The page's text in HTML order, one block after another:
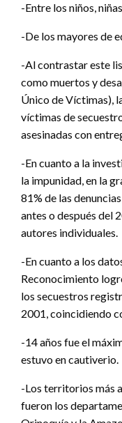
-Entre los niños,
-De los mayores de
-Al contrastar este
como muertos y
Único de Víctimas),
víctimas de
asesinadas con
-En cuanto a la
la impunidad, en la
81% de las
antes o después del
autores individuales.
-En cuanto a los
Reconocimiento
los secuestros
2001, coincidiendo
-14 años fue el
estuvo en cautiverio.
-Los territorios más
fueron los